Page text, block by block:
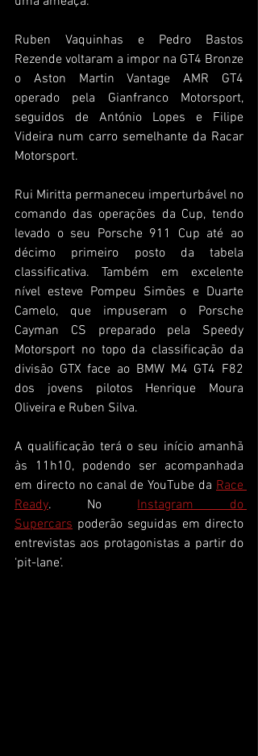
Ruben Vaquinhas e Pedro Bastos
Rezende voltaram a impor na GT4 Bronze
o Aston Martin Vantage AMR GT4
operado pela Gianfranco Motorsport,
seguidos de António Lopes e Filipe
Videira num carro semelhante da Racar
Motorsport.
Rui Miritta permaneceu imperturbável no
comando das operações da Cup, tendo
levado o seu Porsche 911 Cup até ao
décimo primeiro posto da tabela
classificativa. Também em excelente
nível esteve Pompeu Simões e Duarte
Camelo, que impuseram o Porsche
Cayman CS preparado pela Speedy
Motorsport no topo da classificação da
divisão GTX face ao BMW M4 GT4 F82
dos jovens pilotos Henrique Moura
Oliveira e Ruben Silva.
A qualificação terá o seu início amanhã
às 11h10, podendo ser acompanhada
em directo no canal de YouTube da Race
Ready. No Instagram do
Supercars poderão seguidas em directo
entrevistas aos protagonistas a partir do
‘pit-lane’.